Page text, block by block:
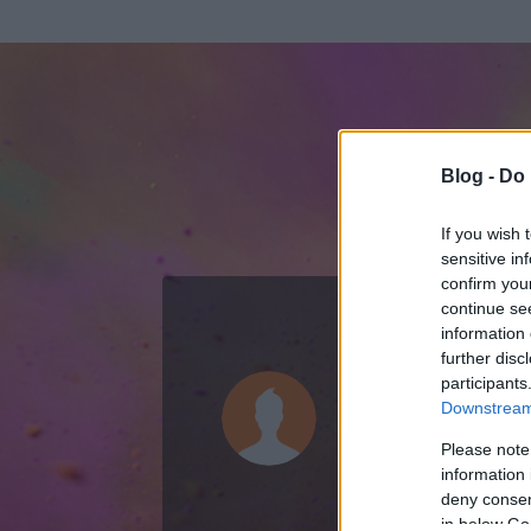
Blog -
If you wish
sensitive
confirm
continue
information
further
Please
information
deny
in below
ADATOK
kiszoltan
2010.11.18.